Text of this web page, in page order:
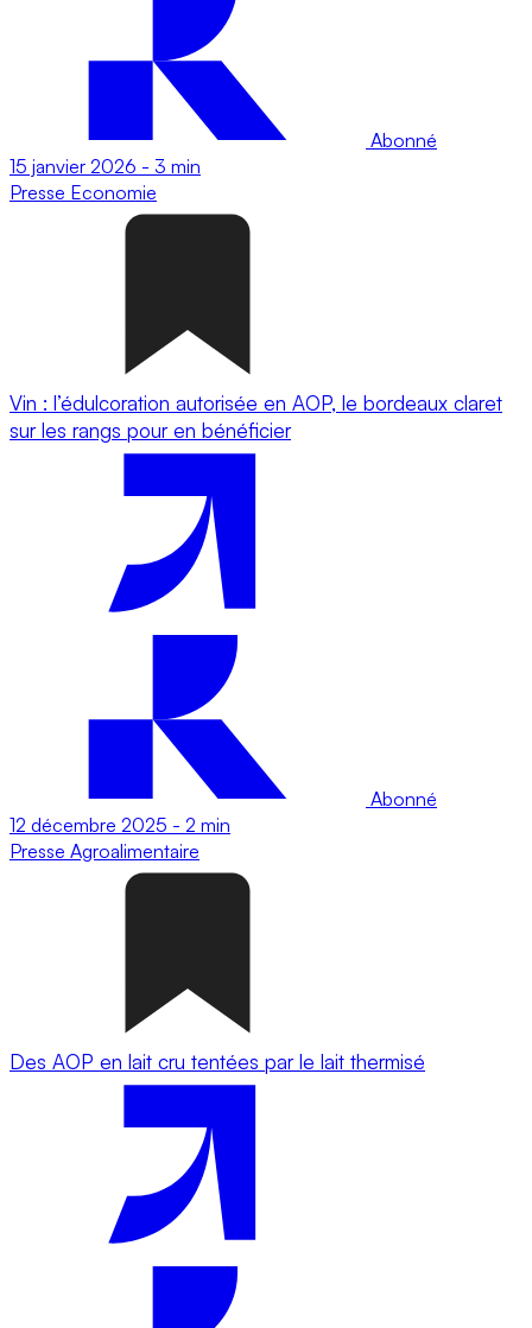
Abonné
15 janvier 2026 - 3 min
Presse Economie
Vin : l’édulcoration autorisée en AOP, le bordeaux claret
sur les rangs pour en bénéficier
Abonné
12 décembre 2025 - 2 min
Presse Agroalimentaire
Des AOP en lait cru tentées par le lait thermisé